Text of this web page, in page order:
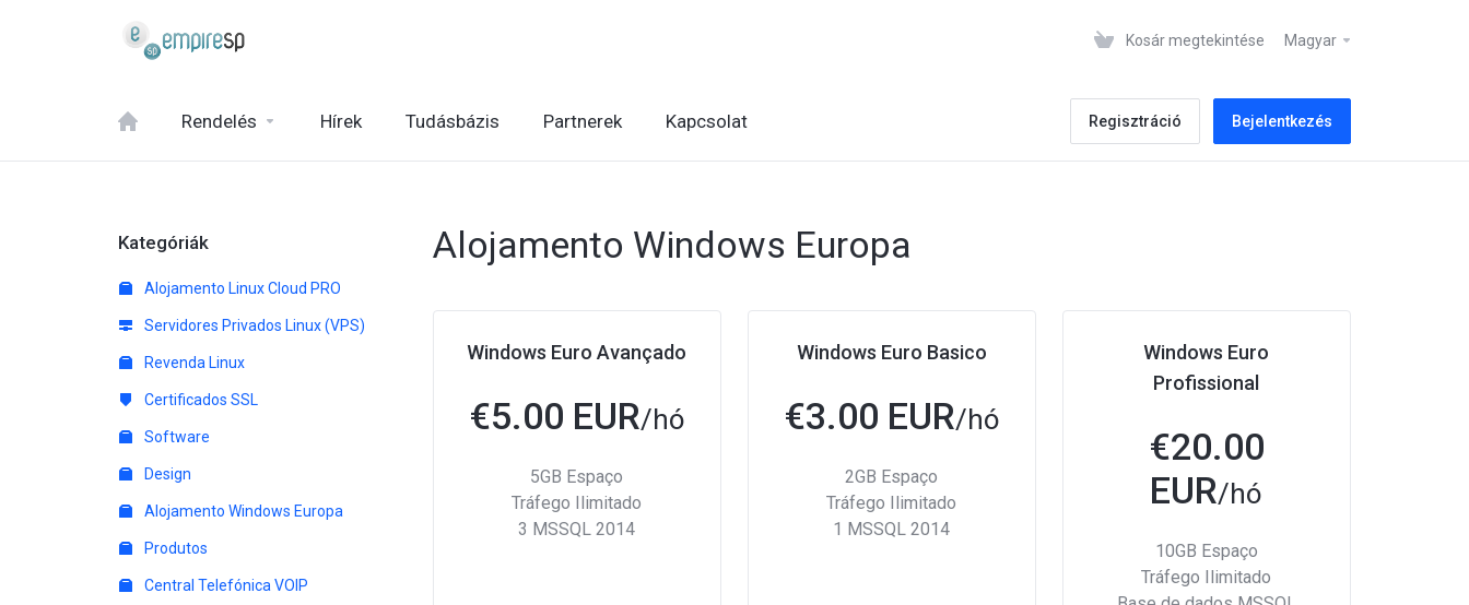
Kosár megtekintése Magyar
Rendelés Hírek Tudásbázis Partnerek Kapcsolat Regisztráció Bejelentkezés
Alojamento Windows Europa
Kategóriák
Alojamento Linux Cloud PRO
Servidores Privados Linux (VPS)
Revenda Linux
Certificados SSL
Software
Design
Alojamento Windows Europa
Produtos
Central Telefónica VOIP
Windows Euro Avançado
€5.00 EUR/hó
5GB Espaço
Tráfego Ilimitado
3 MSSQL 2014
Windows Euro Basico
€3.00 EUR/hó
2GB Espaço
Tráfego Ilimitado
1 MSSQL 2014
Windows Euro
Profissional
€20.00
EUR/hó
10GB Espaço
Tráfego Ilimitado